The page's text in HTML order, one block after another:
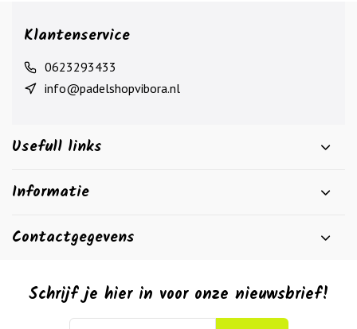
Klantenservice
0623293433
info@padelshopvibora.nl
Usefull links
Informatie
Contactgegevens
Schrijf je hier in voor onze nieuwsbrief!